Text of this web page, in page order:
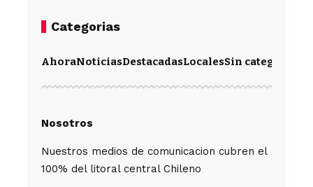
Categorias
AhoraNoticiasDestacadasLocalesSin categoría
Nosotros
Nuestros medios de comunicacion cubren el
100% del litoral central Chileno